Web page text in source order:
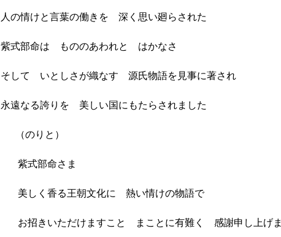
開
日:
人の情けと言葉の働きを 深く思い廻らされた
紫式部命は もののあわれと はかなさ
そして いとしさが織なす 源氏物語を見事に著され
永遠なる誇りを 美しい国にもたらされました
（のりと）
紫式部命さま
美しく香る王朝文化に 熱い情けの物語で
お招きいただけますこと まことに有難く 感謝申し上げ